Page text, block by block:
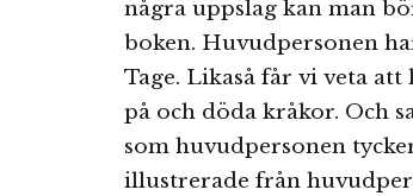
några uppslag kan man
boken. Huvudpersonen
Tage. Likaså får vi veta
på och döda kråkor. Och
som huvudpersonen
illustrerade från